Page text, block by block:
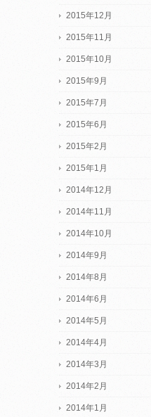
2015年12月
2015年11月
2015年10月
2015年9月
2015年7月
2015年6月
2015年2月
2015年1月
2014年12月
2014年11月
2014年10月
2014年9月
2014年8月
2014年6月
2014年5月
2014年4月
2014年3月
2014年2月
2014年1月